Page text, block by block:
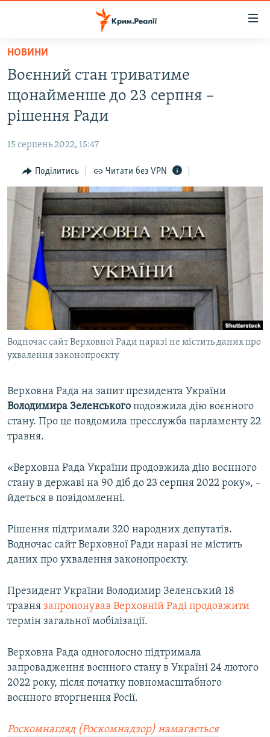
Перейти
основного
матеріалу
Перейти
до
основної
навігації
Перейти
до
пошуку
ВІДЕО ТА ФОТО
БЛОГИ
ПОГЛЯД
ІНТЕРВ'Ю
ВСЕ ЗА ДЕНЬ
СПЕЦПРОЕКТИ
ДЕПОРТАЦІЯ
ВІДЕОУРОКИ «ELIFBE»
СВІДЧЕННЯ ОКУПАЦІЇ
УКРАЇНСЬКА ПРОБЛЕМА КРИМУ
ІНФОГРАФІКА
ЯК ОБІЙТИ БЛОКУВАННЯ
Русский
Qırımtatar
ДОЛУЧАЙСЯ!
Усі сайти RFE/RL
НОВИНИ
Воєнний стан триватиме
щонайменше до 23 серпня –
рішення Ради
15 серпень 2022, 15:47
Поділитись Читати без VPN
Водночас сайт Верховної Ради наразі не містить даних про
ухвалення законопроєкту
Верховна Рада на запит президента України
Володимира Зеленського подовжила дію воєнного
стану. Про це повдомила пресслужба парламенту 22
травня.
«Верховна Рада України продовжила дію воєнного
стану в державі на 90 діб до 23 серпня 2022 року», –
йдеться в повідомленні.
Рішення підтримали 320 народних депутатів.
Водночас сайт Верховної Ради наразі не містить
даних про ухвалення законопроєкту.
Президент України Володимир Зеленський 18
травня запропонував Верховній Раді продовжити
термін загальної мобілізації.
Верховна Рада одноголосно підтримала
запровадження воєнного стану в Україні 24 лютого
2022 року, після початку повномасштабного
воєнного вторгнення Росії.
Роскомнагляд (Роскомнадзор) намагається